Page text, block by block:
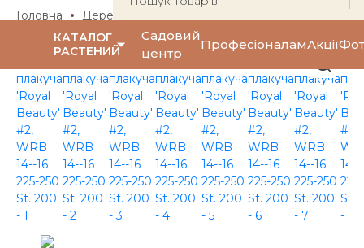
КАТАЛОГ
РАСТЕНИЙ
Садовий
центр
ПрофесіоналамАкції
Головна Дерева